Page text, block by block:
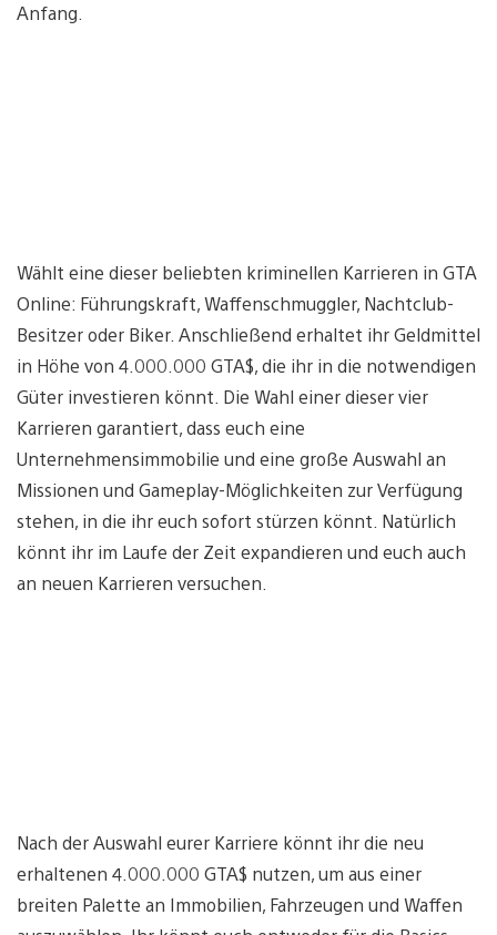
Anfang.
Wählt eine dieser beliebten kriminellen Karrieren in GTA
Online: Führungskraft, Waffenschmuggler, Nachtclub-
Besitzer oder Biker. Anschließend erhaltet ihr Geldmittel
in Höhe von 4.000.000 GTA$, die ihr in die notwendigen
Güter investieren könnt. Die Wahl einer dieser vier
Karrieren garantiert, dass euch eine
Unternehmensimmobilie und eine große Auswahl an
Missionen und Gameplay-Möglichkeiten zur Verfügung
stehen, in die ihr euch sofort stürzen könnt. Natürlich
könnt ihr im Laufe der Zeit expandieren und euch auch
an neuen Karrieren versuchen.
Nach der Auswahl eurer Karriere könnt ihr die neu
erhaltenen 4.000.000 GTA$ nutzen, um aus einer
breiten Palette an Immobilien, Fahrzeugen und Waffen